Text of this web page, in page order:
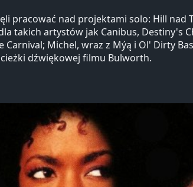
pracować nad projektami solo: Hill
takich artystów jak Canibus, Destiny's
Michel, wraz z Mýą i Ol' Dirty
dźwiękowej filmu Bulworth.